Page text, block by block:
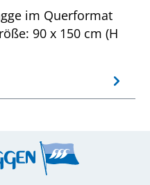
im Querformat
90 x 150 cm (H